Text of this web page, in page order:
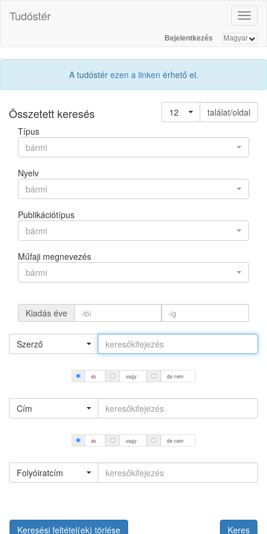
Tudóstér
Bejelentkezés
A tudóstér ezen a linken érhető el.
Összetett keresés 12
találat/oldal
Típus
bármi
Nyelv
bármi
Publikációtípus
bármi
Műfaji megnevezés
bármi
Kiadás éve
Szerző
és vagy de nem
Cím
és vagy de nem
Folyóiratcím
Keresési feltétel(ek) törlése